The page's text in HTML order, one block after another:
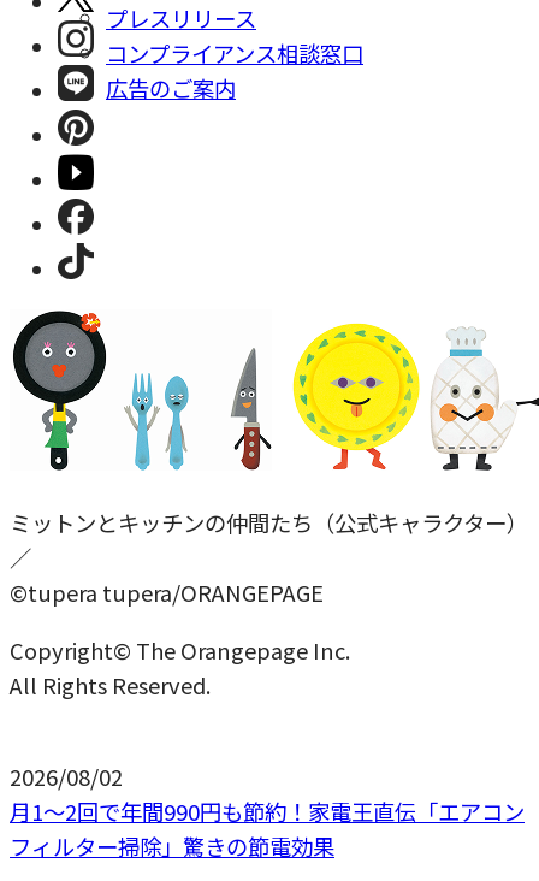
プレスリリース
コンプライアンス相談窓⼝
広告のご案内
ミットンとキッチンの仲間たち（公式キャラクター）
／
©tupera tupera/ORANGEPAGE
Copyright© The Orangepage Inc.
All Rights Reserved.
2026/08/02
月1〜2回で年間990円も節約！家電王直伝「エアコン
フィルター掃除」驚きの節電効果